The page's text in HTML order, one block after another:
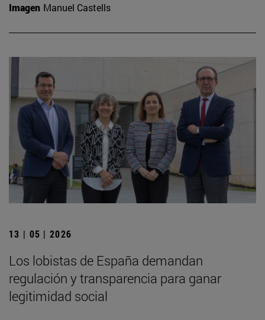
Imagen Manuel Castells
13 | 05 | 2026
Los lobistas de España demandan
regulación y transparencia para ganar
legitimidad social